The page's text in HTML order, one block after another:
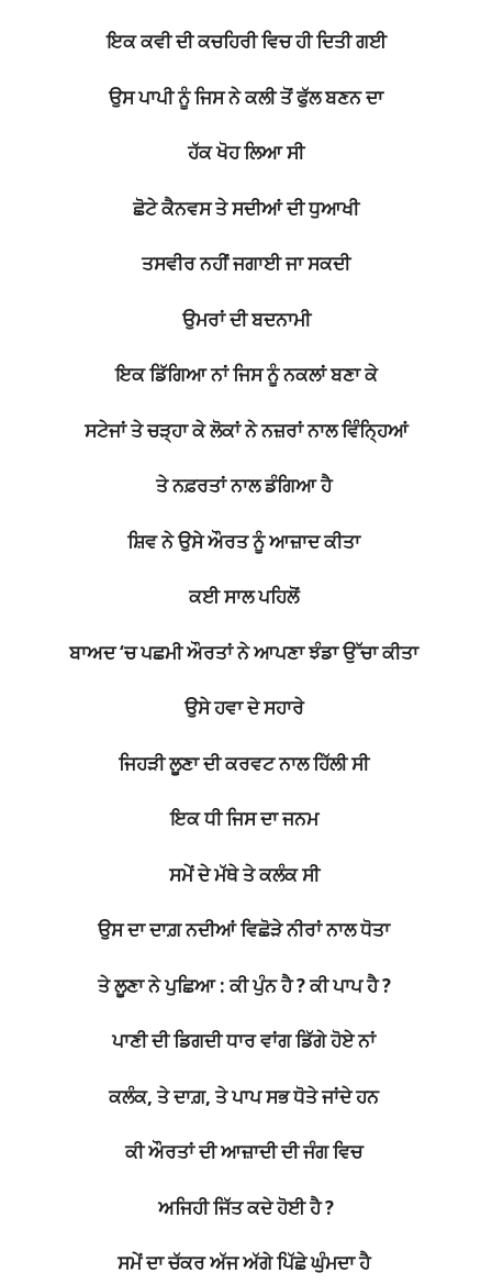
ਇਕ ਕਵੀ ਦੀ ਕਚਹਿਰੀ ਵਿਚ ਹੀ ਦਿਤੀ ਗਈ
ਉਸ ਪਾਪੀ ਨੂੰ ਜਿਸ ਨੇ ਕਲੀ ਤੋਂ ਫੁੱਲ ਬਣਨ ਦਾ
ਹੱਕ ਖੋਹ ਲਿਆ ਸੀ
ਛੋਟੇ ਕੈਨਵਸ ਤੇ ਸਦੀਆਂ ਦੀ ਧੁਆਖੀ
ਤਸਵੀਰ ਨਹੀਂ ਜਗਾਈ ਜਾ ਸਕਦੀ
ਉਮਰਾਂ ਦੀ ਬਦਨਾਮੀ
ਇਕ ਡਿੱਗਿਆ ਨਾਂ ਜਿਸ ਨੂੰ ਨਕਲਾਂ ਬਣਾ ਕੇ
ਸਟੇਜਾਂ ਤੇ ਚੜ੍ਹਾ ਕੇ ਲੋਕਾਂ ਨੇ ਨਜ਼ਰਾਂ ਨਾਲ ਵਿੰਨ੍ਹਿਆਂ
ਤੇ ਨਫ਼ਰਤਾਂ ਨਾਲ ਡੰਗਿਆ ਹੈ
ਸ਼ਿਵ ਨੇ ਉਸੇ ਔਰਤ ਨੂੰ ਆਜ਼ਾਦ ਕੀਤਾ
ਕਈ ਸਾਲ ਪਹਿਲੋਂ
ਬਾਅਦ ‘ਚ ਪਛਮੀ ਔਰਤਾਂ ਨੇ ਆਪਣਾ ਝੰਡਾ ਉੱਚਾ ਕੀਤਾ
ਉਸੇ ਹਵਾ ਦੇ ਸਹਾਰੇ
ਜਿਹੜੀ ਲੂਣਾ ਦੀ ਕਰਵਟ ਨਾਲ ਹਿੱਲੀ ਸੀ
ਇਕ ਧੀ ਜਿਸ ਦਾ ਜਨਮ
ਸਮੇਂ ਦੇ ਮੱਥੇ ਤੇ ਕਲੰਕ ਸੀ
ਉਸ ਦਾ ਦਾਗ਼ ਨਦੀਆਂ ਵਿਛੋੜੇ ਨੀਰਾਂ ਨਾਲ ਧੋਤਾ
ਤੇ ਲੂਣਾ ਨੇ ਪੁਛਿਆ : ਕੀ ਪੁੰਨ ਹੈ ? ਕੀ ਪਾਪ ਹੈ ?
ਪਾਣੀ ਦੀ ਡਿਗਦੀ ਧਾਰ ਵਾਂਗ ਡਿੱਗੇ ਹੋਏ ਨਾਂ
ਕਲੰਕ, ਤੇ ਦਾਗ਼, ਤੇ ਪਾਪ ਸਭ ਧੋਤੇ ਜਾਂਦੇ ਹਨ
ਕੀ ਔਰਤਾਂ ਦੀ ਆਜ਼ਾਦੀ ਦੀ ਜੰਗ ਵਿਚ
ਅਜਿਹੀ ਜਿੱਤ ਕਦੇ ਹੋਈ ਹੈ ?
ਸਮੇਂ ਦਾ ਚੱਕਰ ਅੱਜ ਅੱਗੇ ਪਿੱਛੇ ਘੁੰਮਦਾ ਹੈ